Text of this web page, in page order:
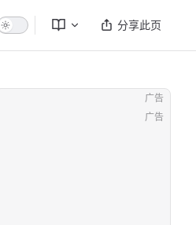
分享此页
广告
广告